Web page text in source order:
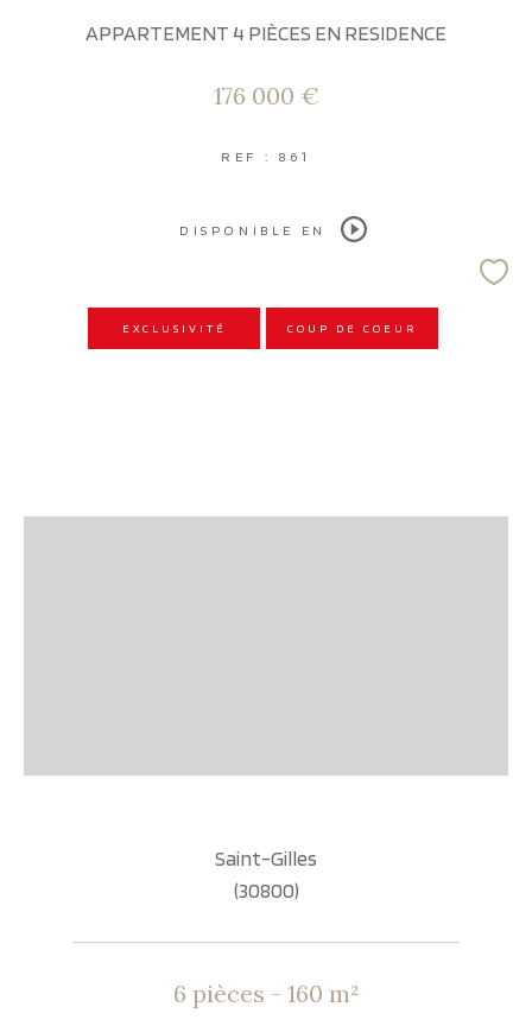
APPARTEMENT 4 PIÈCES EN RESIDENCE
176 000 €
REF : 861
DISPONIBLE EN
EXCLUSIVITÉ COUP DE COEUR
Saint-Gilles
(30800)
6 pièces - 160 m²